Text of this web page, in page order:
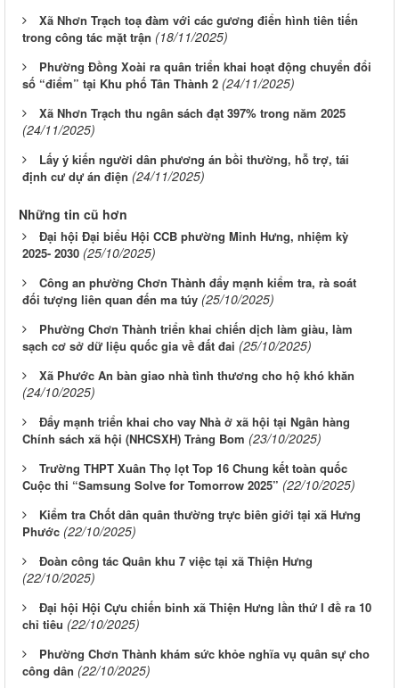
Xã Nhơn Trạch toạ đàm với các gương điển hình tiên tiến
trong công tác mặt trận (18/11/2025)
Phường Đồng Xoài ra quân triển khai hoạt động chuyển đổi
số “điểm” tại Khu phố Tân Thành 2 (24/11/2025)
Xã Nhơn Trạch thu ngân sách đạt 397% trong năm 2025
(24/11/2025)
Lấy ý kiến người dân phương án bồi thường, hỗ trợ, tái
định cư dự án điện (24/11/2025)
Những tin cũ hơn
Đại hội Đại biểu Hội CCB phường Minh Hưng, nhiệm kỳ
2025- 2030 (25/10/2025)
Công an phường Chơn Thành đẩy mạnh kiểm tra, rà soát
đối tượng liên quan đến ma túy (25/10/2025)
Phường Chơn Thành triển khai chiến dịch làm giàu, làm
sạch cơ sở dữ liệu quốc gia về đất đai (25/10/2025)
Xã Phước An bàn giao nhà tình thương cho hộ khó khăn
(24/10/2025)
Đẩy mạnh triển khai cho vay Nhà ở xã hội tại Ngân hàng
Chính sách xã hội (NHCSXH) Trảng Bom (23/10/2025)
Trường THPT Xuân Thọ lọt Top 16 Chung kết toàn quốc
Cuộc thi “Samsung Solve for Tomorrow 2025” (22/10/2025)
Kiểm tra Chốt dân quân thường trực biên giới tại xã Hưng
Phước (22/10/2025)
Đoàn công tác Quân khu 7 việc tại xã Thiện Hưng
(22/10/2025)
Đại hội Hội Cựu chiến binh xã Thiện Hưng lần thứ I đề ra 10
chỉ tiêu (22/10/2025)
Phường Chơn Thành khám sức khỏe nghĩa vụ quân sự cho
công dân (22/10/2025)